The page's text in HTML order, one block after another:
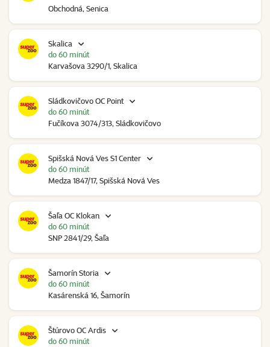
Obchodná, Senica
Skalica
Karvašova 3290/1, Skalica
do 60 minút
Sládkovičovo OC Point
Fučíkova 3074/313, Sládkovičovo
do 60 minút
Spišská Nová Ves S1 Center
Medza 1847/17, Spišská Nová Ves
do 60 minút
Šaľa OC Klokan
SNP 2841/29, Šaľa
do 60 minút
Šamorín Storia
Kasárenská 16, Šamorín
do 60 minút
Štúrovo OC Ardis
do 60 minút